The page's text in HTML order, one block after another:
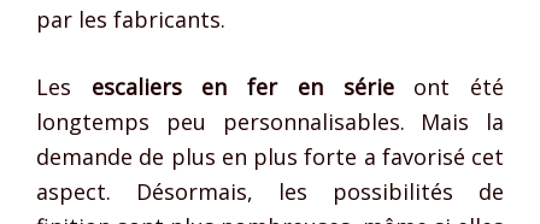
par les fabricants.
Les escaliers en fer en sérieont été
longtemps peu personnalisables. Mais la
demande de plus en plus forte a favorisé cet
aspect. Désormais, les possibilités de